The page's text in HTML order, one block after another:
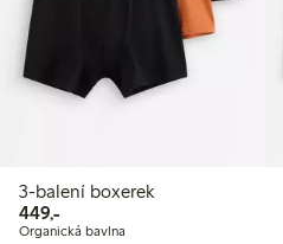
3-balení boxerek
449,-449,00 Kč
Organická bavlna